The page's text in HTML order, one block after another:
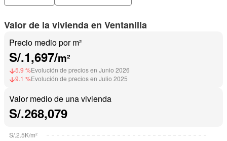
Valor de la vivienda en Ventanilla
Precio medio por m²
S/.1,697/m²
5.9 %Evolución de precios en Junio 2026
9.1 %Evolución de precios en Julio 2025
Valor medio de una vivienda
S/.268,079